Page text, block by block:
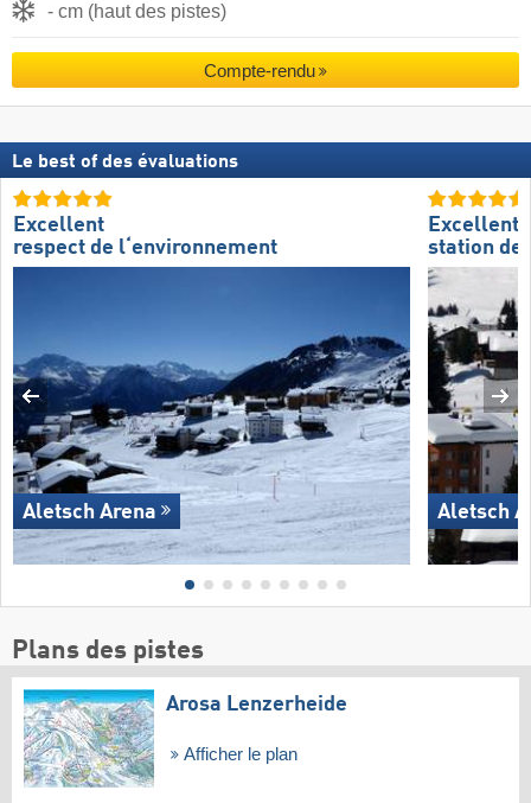
- cm (haut des pistes)
Compte-rendu
Le best of des évaluations
Excellent
respect de l‘environnement
Aletsch Arena
Excellente
station
Aletsch
Plans des pistes
Arosa Lenzerheide
Afficher le plan